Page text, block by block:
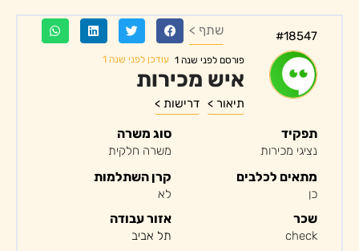
#18547 שתף >
פורסם לפני שנה 1 עודכן לפני שנה 1
איש מכירות
תיאור > דרישות >
תפקיד
נציגי מכירות
מתאים לכלבים
כן
סוג משרה
משרה חלקית
קרן השתלמות
לא
שכר
check
אזור עבודה
תל אביב